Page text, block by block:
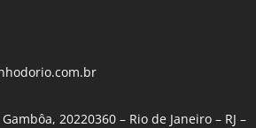
20220360 – Rio de Janeiro – RJ –